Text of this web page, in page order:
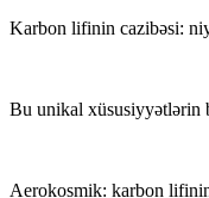
Karbon lifinin cazibəsi:
Bu unikal xüsusiyyətlərin
Aerokosmik: karbon lifinin